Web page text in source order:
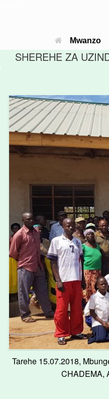
Mwanzo
SHEREHE ZA
Tarehe 15.07.2018,
CHADEMA,